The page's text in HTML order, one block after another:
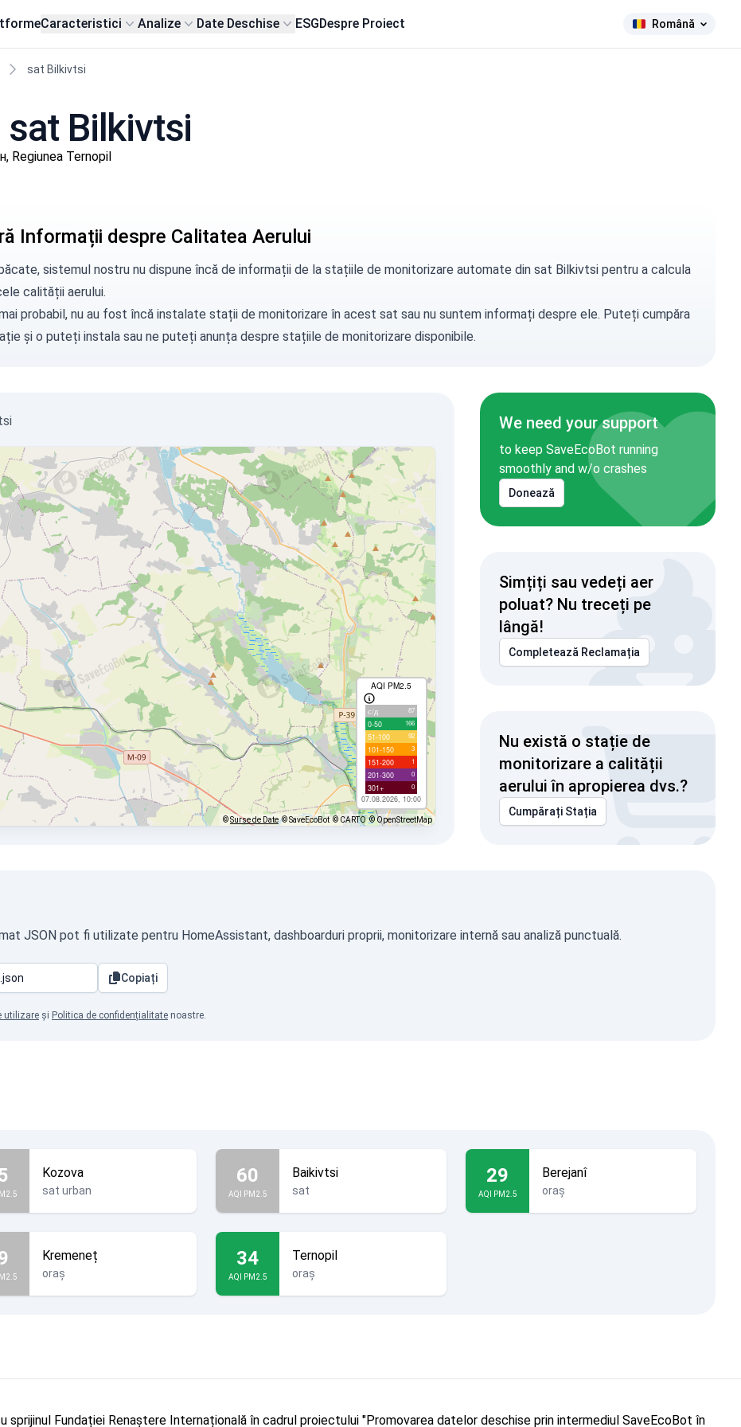
Caracteristici Analize Date Deschise ESGDespre Proiect Română
sat Bilkivtsi
Bilkivtsi
Regiunea Ternopil
Informații despre Calitatea Aerului
sistemul nostru nu dispune încă de informații de la stațiile de monitorizare automate din sat Bilkivtsi pentru a calcula
calității aerului.
probabil, nu au fost încă instalate stații de monitorizare în acest sat sau nu suntem informați despre ele. Puteți cumpăra
și o puteți instala sau ne puteți anunțadespre stațiile de monitorizare disponibile.
AQI PM2.5
с/д 87
0-50 166
51-100 92
101-150 3
151-200 1
201-300 0
301+ 0
07.08.2026, 10:00
©Surse de Date © SaveEcoBot © CARTO © OpenStreetMap
We need your support
to keep SaveEcoBot running
smoothly and w/o crashes
Donează
Simțiți sau vedeți aer
poluat? Nu treceți pe
lângă!
Completează Reclamația
Nu există o stație de
monitorizare a calității
aerului în apropierea dvs.?
Cumpărați Stația
JSON pot fi utilizate pentru HomeAssistant, dashboarduri proprii, monitorizare internă sau analiză punctuală.
Copiați
utilizare și Politica de confidențialitate noastre.
Kozova
sat urban
60
AQI PM2.5
Baikivtsi
sat
29
AQI PM2.5
Berejanî
oraș
Kremeneț
oraș
34
AQI PM2.5
Ternopil
oraș
Fundației Renaștere Internațională în cadrul proiectului "Promovarea datelor deschise prin intermediul SaveEcoBot în